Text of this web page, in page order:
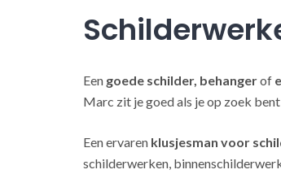
Een goede schilder, behangerof
Marc zit je goed als je op zoek
Een ervaren klusjesman voor
schilderwerken,